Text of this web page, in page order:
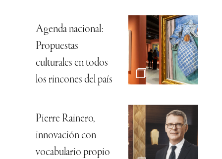
Agenda nacional:
Propuestas
culturales en todos
los rincones del país
Pierre Rainero,
innovación con
vocabulario propio